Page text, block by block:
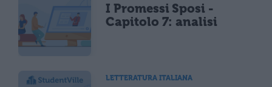
I Promessi Sposi -
Capitolo 7: analisi
LETTERATURA ITALIANA